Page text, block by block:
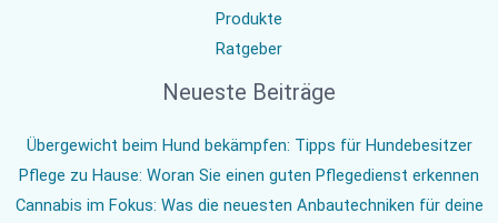
Produkte
Ratgeber
Neueste Beiträge
Übergewicht beim Hund bekämpfen: Tipps für Hundebesitzer
Pflege zu Hause: Woran Sie einen guten Pflegedienst erkennen
Cannabis im Fokus: Was die neuesten Anbautechniken für deine